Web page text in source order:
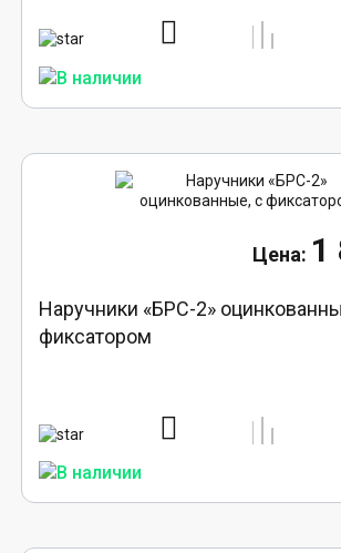
1
Наручники «БРС-2»
фиксатором